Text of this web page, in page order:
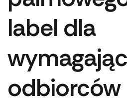
label dla
odbiorców